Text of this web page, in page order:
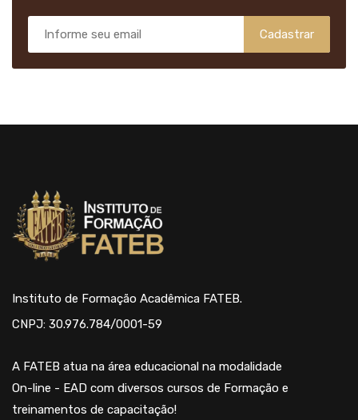
Cadastrar
Instituto de Formação Acadêmica FATEB.
CNPJ: 30.976.784/0001-59
A FATEB atua na área educacional na modalidade
On-line - EAD com diversos cursos de Formação e
treinamentos de capacitação!